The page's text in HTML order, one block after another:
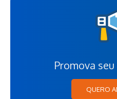
Promova
QUERO